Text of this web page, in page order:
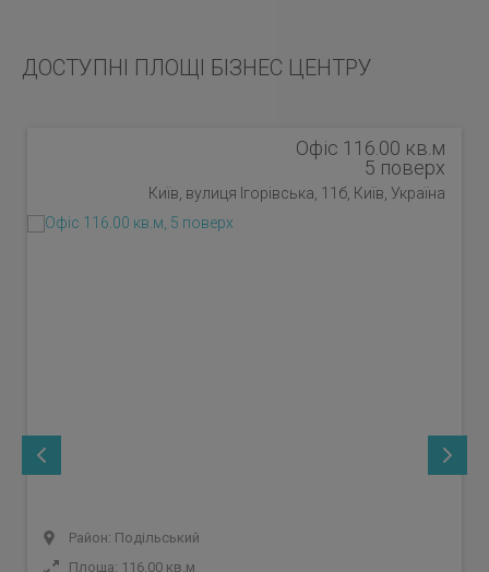
ДОСТУПНІ ПЛОЩІ БІЗНЕС ЦЕНТРУ
Офіс 116.00 кв.м
5 поверх
Київ, вулиця Ігорівська, 11б, Київ, Україна
Район: Подільський
Площа: 116.00 кв.м